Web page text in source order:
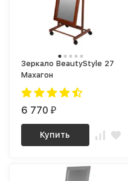
Зеркало BeautyStyle 27
Махагон
6 770₽
Купить